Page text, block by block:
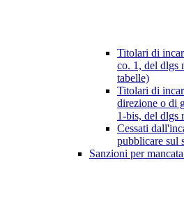
Titolari di
co. 1, del dlgs
tabelle)
Titolari di
direzione o di
1-bis, del dlgs
Cessati
pubblicare sul
Sanzioni per